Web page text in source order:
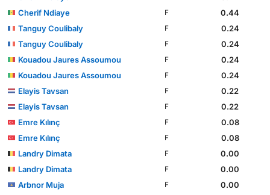
Cherif Ndiaye
F
0.44
Tanguy Coulibaly
F
0.24
Tanguy Coulibaly
F
0.24
Kouadou Jaures Assoumou
F
0.24
Kouadou Jaures Assoumou
F
0.24
Elayis Tavsan
F
0.22
Elayis Tavsan
F
0.22
Emre Kılınç
F
0.08
Emre Kılınç
F
0.08
Landry Dimata
F
0.00
Landry Dimata
F
0.00
Arbnor Muja
F
0.00